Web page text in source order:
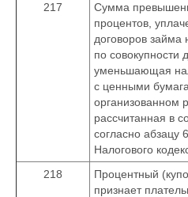
217
Сумма
процентов,
договоров
по совокупности
уменьшающая
с ценными
организованном
рассчитанная в
согласно абзацу
Налогового
218
Процентный
признает